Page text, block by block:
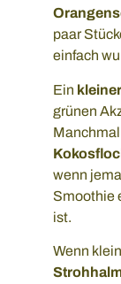
paar
einfach
Ein
grünen
wenn
Smoothie
ist.
Wenn